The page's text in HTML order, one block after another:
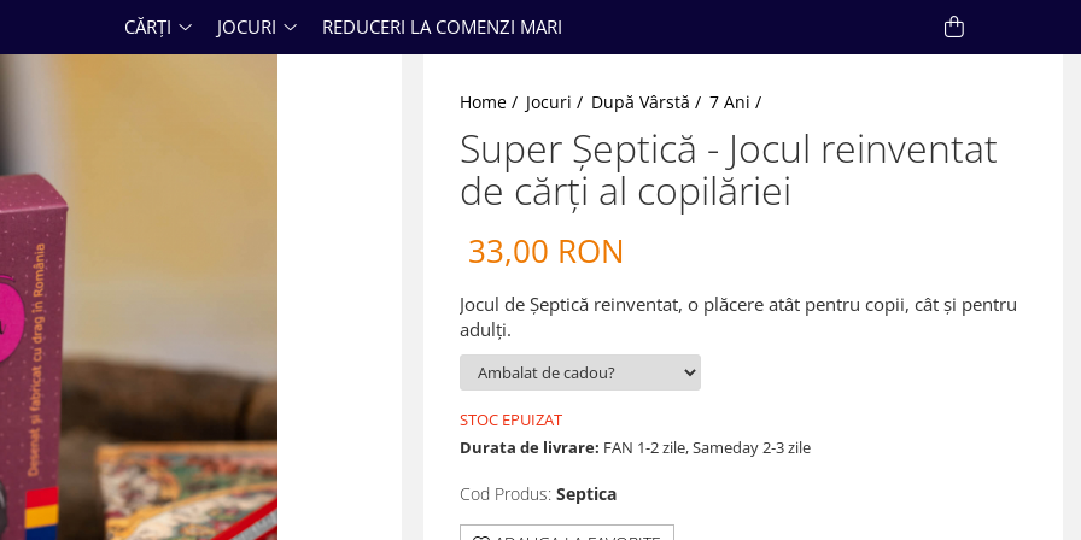
CĂRȚI JOCURI REDUCERI LA COMENZI MARI
Home / Jocuri / După Vârstă / 7 Ani /
Super Șeptică - Jocul reinventat
de cărți al copilăriei
33,00 RON
Jocul de Șeptică reinventat, o plăcere atât pentru copii, cât și pentru
adulți.
STOC EPUIZAT
Durata de livrare: FAN 1-2 zile, Sameday 2-3 zile
Cod Produs: Septica